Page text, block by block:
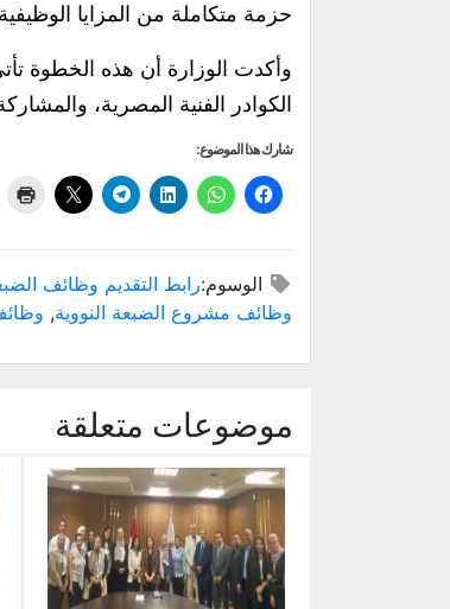
حزمة متكاملة من المزايا
وأكدت الوزارة أن هذه الخطوة
الكوادر الفنية المصرية،
شارك هذا الموضوع:
الوسوم:رابط التقديم وظائف
وظائف مشروع الضبعة النووية,
موضوعات متعلقة